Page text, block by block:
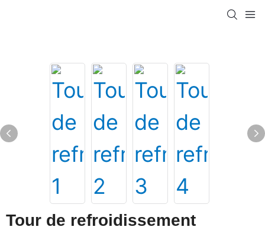
Tour de refroidissement